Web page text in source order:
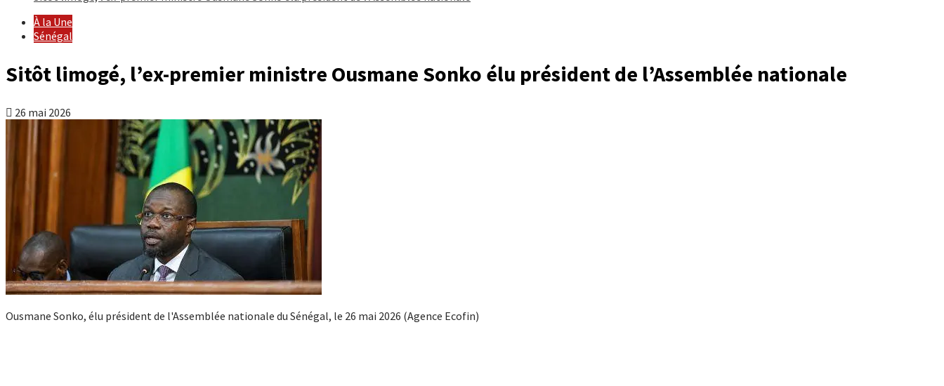
À la Une
Sénégal
Sitôt limogé, l’ex-premier ministre Ousmane Sonko élu président de l’Assemblée nationale
26 mai 2026
Ousmane Sonko, élu président de l'Assemblée nationale du Sénégal, le 26 mai 2026 (Agence Ecofin)